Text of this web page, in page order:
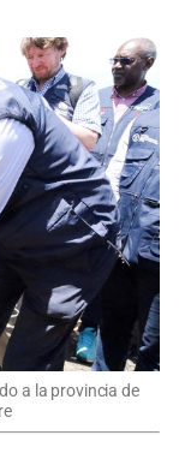
a la provincia de